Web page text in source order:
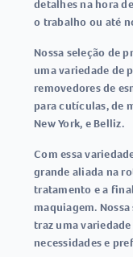
detalhes na hora
o trabalho ou até
Nossa seleção de
uma variedade de
removedores de
para cutículas, de
New York, e Belliz.
Com essa
grande aliada na
tratamento e a
maquiagem.
traz uma
necessidades e